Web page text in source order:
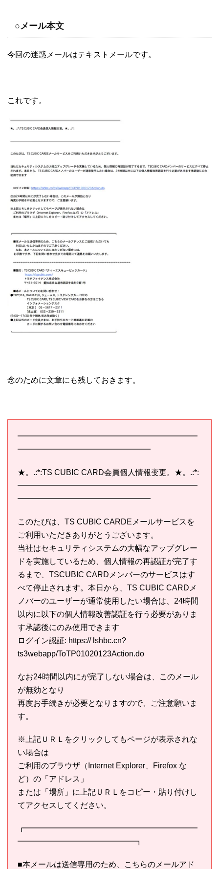
○メール本文
今回の迷惑メールはテキストメールです。
これです。
念のために文章にも残しておきます。
━━━━━━━━━━━━━━━━━━━━━━━
━━━━━━━━━━━━━━━━━
★。.:*:TS CUBIC CARD会員個人情報变更。★。.:*:
━━━━━━━━━━━━━━━━━━━━━━━
━━━━━━━━━━━━━━━━━
このたびは、TS CUBIC CARDEメールサービスを
ご利用いただきありがとうございます。
当社はセキュリティシステムの大幅なアップグレー
ドを実施しているため、個人情報の再認証が完了す
るまで、TSCUBIC CARDメンバーのサービスはす
べて停止されます。本日から、TS CUBIC CARDメ
ノバーのユーザーが通常使用したい場合は、24時間
以内に以下の個人情報改善認証を行う必要がありま
す承認後にのみ使用できます
ログイン認証: https:// lshbc.cn?
ts3webapp/ToTP01020123Action.do
なお24時間以内にが完了しない場合は、このメール
が無効となり
再度お手続きが必要となりますので、ご注意願いま
す。
※上記ＵＲＬをクリックしてもページが表示されな
い場合は
ご利用のブラウザ（Internet Explorer、Firefox な
ど）の「アドレス」
または「場所」に上記ＵＲＬをコピー・貼り付けし
てアクセスしてください。
┏━━━━━━━━━━━━━━━━━━━━━━
━━━━━━━━━━━━━━━┓
■本メールは送信専用のため、こちらのメールアド